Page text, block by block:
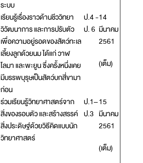
ระบบ
เรียนรู้เรื่องราวด้านชีววิทยา
วิวัฒนาการ และการปรับตัว
เพื่อความอยู่รอดของสัตว์ทะเล
เลี้ยงลูกด้วยนม ได้แก่ วาฬ
โลมา และพะยูน ซึ่งครั้งหนึ่งเคย
มีบรรพบุรุษเป็นสัตว์บกสี่ขามา
ก่อน
ป.4 -
ป. 6
14
มีนาคม
2561
(เต็ม)
ร่วมเรียนรู้วิทยาศาสตร์จาก
สิ่งของรอบตัว และสร้างสรรค์
สิ่งประดิษฐ์ด้วยวิธีคิดแบบนัก
วิทยาศาสตร์
ป.1–
ป.3
15
มีนาคม
2561
(เต็ม)